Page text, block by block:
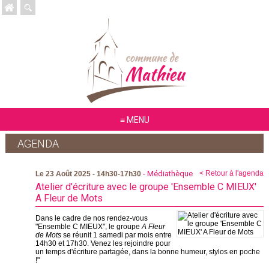
MENU
AGENDA
< Retour à l'agenda
Le 23 Août 2025 - 14h30-17h30- Médiathèque
Atelier d'écriture avec le groupe 'Ensemble C MIEUX'
A Fleur de Mots
Dans le cadre de nos rendez-vous
"Ensemble C MIEUX", le groupeA Fleur
de Mots se réunit 1 samedi par mois entre
14h30 et 17h30. Venez les rejoindre pour
un temps d'écriture partagée, dans la bonne humeur, stylos en poche
!"